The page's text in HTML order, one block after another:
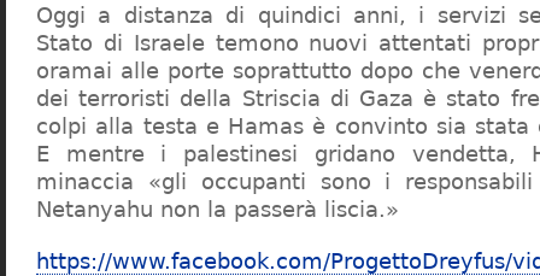
Oggi a distanza di quindici anni, i servizi
Stato di Israele temono nuovi attentati
oramai alle porte soprattutto dopo che
dei terroristi della Striscia di Gaza è stato
colpi alla testa e Hamas è convinto sia stata
E mentre i palestinesi gridano vendetta,
minaccia «gli occupanti sono i
Netanyahu non la passerà liscia.»
https://www.facebook.com/ProgettoDreyfus/